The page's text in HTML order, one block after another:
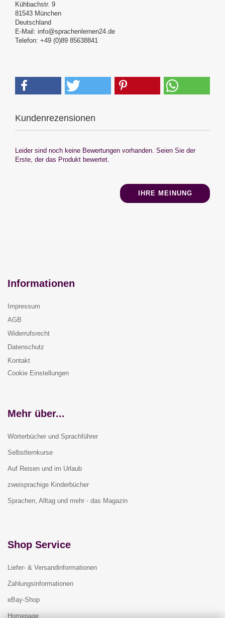
Kühbachstr. 9
81543 München
Deutschland
E-Mail: info@sprachenlernen24.de
Telefon: +49 (0)89 85638841
Kundenrezensionen
Leider sind noch keine Bewertungen vorhanden. Seien Sie der
Erste, der das Produkt bewertet.
IHRE MEINUNG
Informationen
Impressum
AGB
Widerrufsrecht
Datenschutz
Kontakt
Cookie Einstellungen
Mehr über...
Wörterbücher und Sprachführer
Selbstlernkurse
Auf Reisen und im Urlaub
zweisprachige Kinderbücher
Sprachen, Alltag und mehr - das Magazin
Shop Service
Liefer- & Versandinformationen
Zahlungsinformationen
eBay-Shop
Homepage